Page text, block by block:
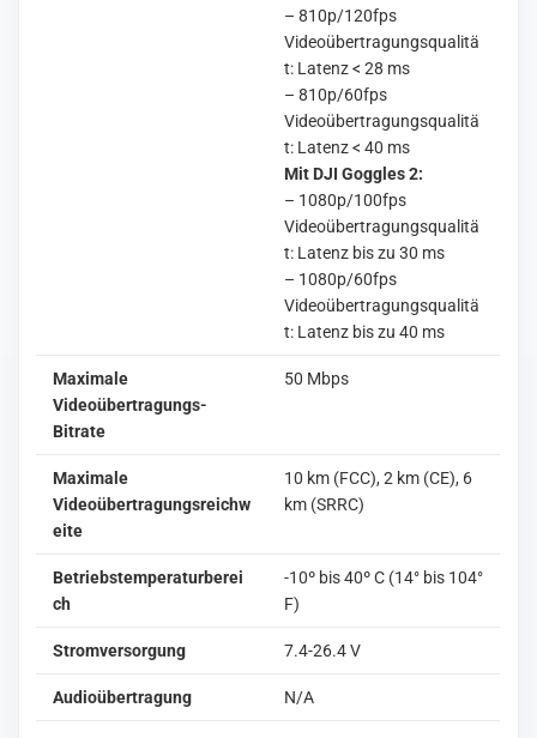
– 810p/120fps
Videoübertragungsqualitä
t: Latenz < 28 ms
– 810p/60fps
Videoübertragungsqualitä
t: Latenz < 40 ms
Mit DJI Goggles 2:
– 1080p/100fps
Videoübertragungsqualitä
t: Latenz bis zu 30 ms
– 1080p/60fps
Videoübertragungsqualitä
t: Latenz bis zu 40 ms
Maximale
Videoübertragungs-
Bitrate
50 Mbps
Maximale
Videoübertragungsreichw
eite
10 km (FCC), 2 km (CE), 6
km (SRRC)
Betriebstemperaturberei
ch
-10º bis 40º C (14° bis 104°
F)
Stromversorgung 7.4-26.4 V
Audioübertragung N/A